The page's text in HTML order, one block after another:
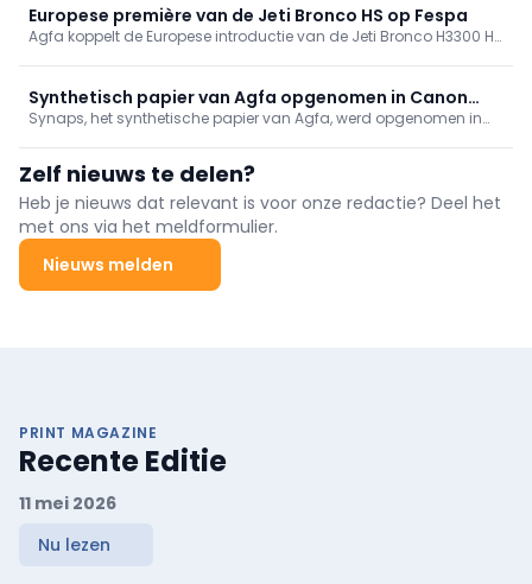
belangrijke commerciële opportuniteit.
Europese première van de Jeti Bronco HS op Fespa
Agfa koppelt de Europese introductie van de Jeti Bronco H3300 HS
Synthetisch papier van Agfa opgenomen in Canon
Media Ambassador Programma
Synaps, het synthetische papier van Agfa, werd opgenomen in
Zelf nieuws te delen?
Heb je nieuws dat relevant is voor onze redactie? Deel het
met ons via het meldformulier.
Nieuws melden
PRINT MAGAZINE
Recente Editie
11 mei 2026
Nu lezen